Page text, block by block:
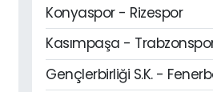
Konyaspor - Rizespor
Kasımpaşa -
Gençlerbirliği S.K. -